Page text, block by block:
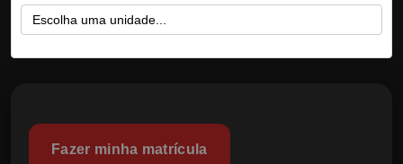
Fazer minha matrícula